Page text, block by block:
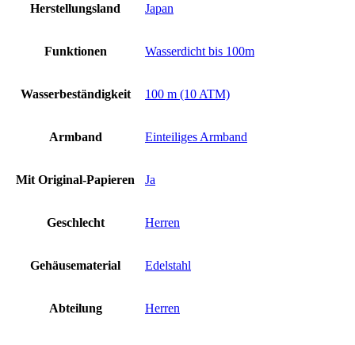
Herstellungsland Japan
Funktionen Wasserdicht bis 100m
Wasserbeständigkeit 100 m (10 ATM)
Armband Einteiliges Armband
Mit Original-Papieren Ja
Geschlecht Herren
Gehäusematerial Edelstahl
Abteilung Herren